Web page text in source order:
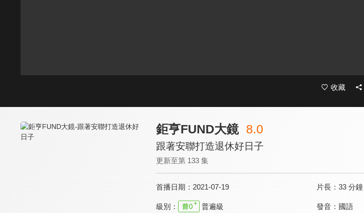
收藏
鉅亨FUND大鏡 8.0
跟著安聯打造退休好日子
更新至第 133 集
首播日期： 2021-07-19 片長： 33 分鐘
級別： 普遍級 發音： 國語